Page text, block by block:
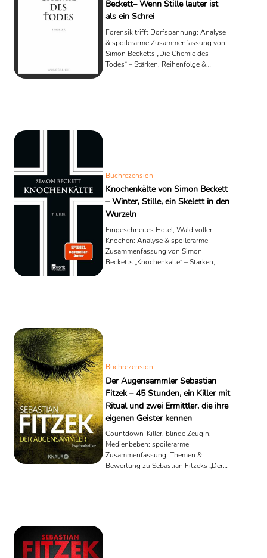
Beckett– Wenn Stille lauter ist
als ein Schrei
Forensik trifft Dorfspannung: Analyse
& spoilerarme Zusammenfassung von
Simon Becketts „Die Chemie des
Todes“ – Stärken, Reihenfolge &
Buchrezension
Knochenkälte von Simon Beckett
– Winter, Stille, ein Skelett in den
Wurzeln
Eingeschneites Hotel, Wald voller
Knochen: Analyse & spoilerarme
Zusammenfassung von Simon
Becketts „Knochenkälte“ – Stärken,
Buchrezension
Der Augensammler Sebastian
Fitzek – 45 Stunden, ein Killer mit
Ritual und zwei Ermittler, die ihre
eigenen Geister kennen
Countdown-Killer, blinde Zeugin,
Medienbeben: spoilerarme
Zusammenfassung, Themen &
Bewertung zu Sebastian Fitzeks „Der